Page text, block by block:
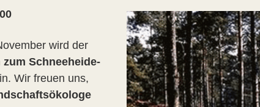
wird der
Schneeheide-
Wir freuen uns,